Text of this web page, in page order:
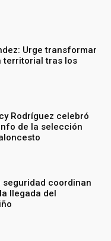
Urge transformar
territorial tras los
Rodríguez celebró
de la selección
seguridad coordinan
llegada del